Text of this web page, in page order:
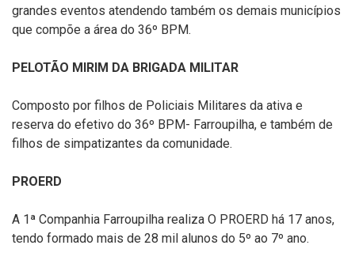
grandes eventos atendendo também os demais municípios
que compõe a área do 36º BPM.
PELOTÃO MIRIM DA BRIGADA MILITAR
Composto por filhos de Policiais Militares da ativa e
reserva do efetivo do 36º BPM- Farroupilha, e também de
filhos de simpatizantes da comunidade.
PROERD
A 1ª Companhia Farroupilha realiza O PROERD há 17 anos,
tendo formado mais de 28 mil alunos do 5º ao 7º ano.